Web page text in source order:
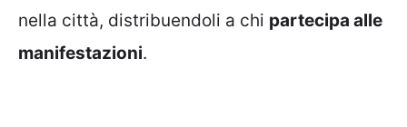
nella città, distribuendoli a chi partecipa alle
manifestazioni.